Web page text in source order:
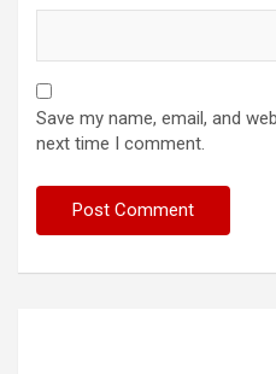
Save my name, email, and
next time I comment.